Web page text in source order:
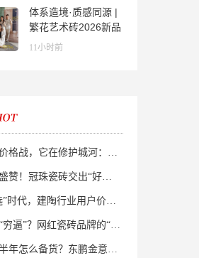
体系造境·质感同源 |
繁花艺术砖2026新品
发布媒体见面会圆满
11小时前
别人在打价格战，它在修护城河：新明珠岩板的逆势密码
迪丽热巴盛赞！冠珠瓷砖交出“好房子”的标准答卷
告别“盲选”时代，建陶行业用户价值正在被改写！
骂业主是“穷逼”？网红瓷砖品牌的“真实面目”被揭开了！
经销商下半年怎么备货？东鹏金意陶马可波罗等10大品牌集体亮剑